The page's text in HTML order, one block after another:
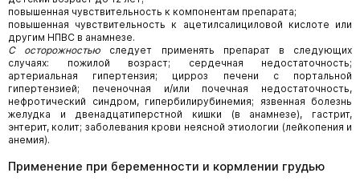
повышенная чувствительность к компонентам препарата;
повышенная чувствительность к ацетилсалициловой кислоте или
другим НПВС в анамнезе.
С осторожностью следует применять препарат в следующих
случаях: пожилой возраст; сердечная недостаточность;
артериальная гипертензия; цирроз печени с портальной
гипертензией; печеночная и/или почечная недостаточность,
нефротический синдром, гипербилирубинемия; язвенная болезнь
желудка и двенадцатиперстной кишки (в анамнезе), гастрит,
энтерит, колит; заболевания крови неясной этиологии (лейкопения и
анемия).
Применение при беременности и кормлении грудью